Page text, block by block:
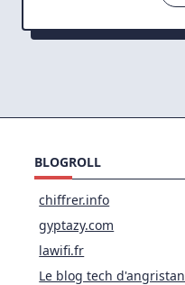
BLOGROLL
chiffrer.info
gyptazy.com
lawifi.fr
Le blog tech d'angristan